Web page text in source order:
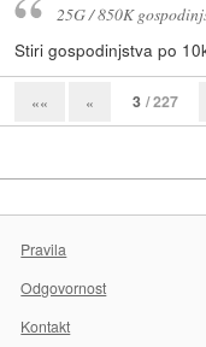
25G / 850K
Stiri gospodinjstva po
«« « 3 / 227
Pravila
Odgovornost
Kontakt